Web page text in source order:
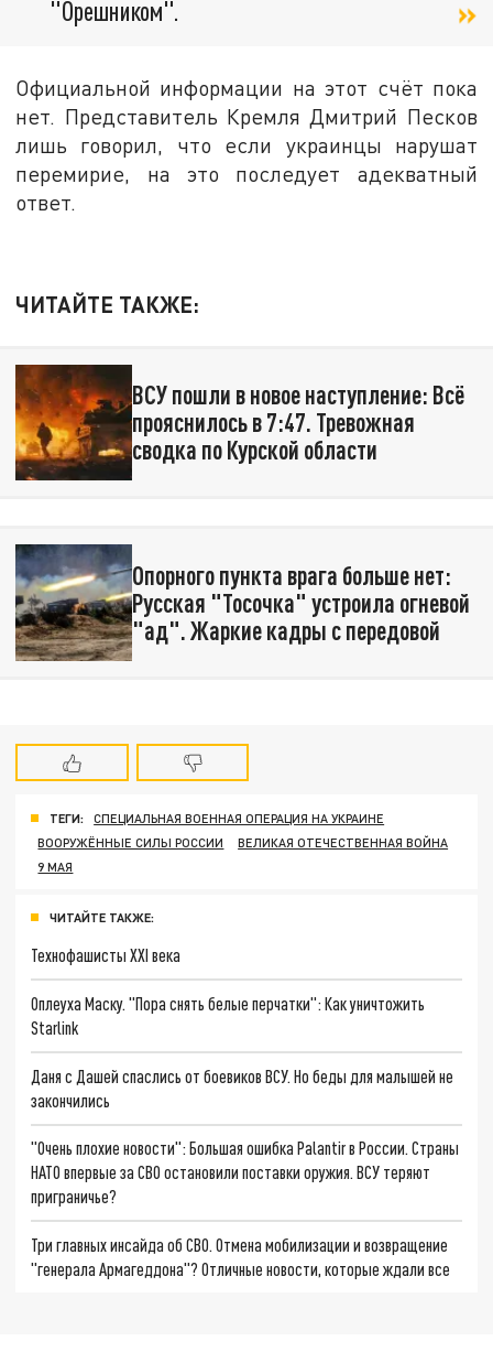
"Орешником".
Официальной информации на этот счёт пока
нет. Представитель Кремля Дмитрий Песков
лишь говорил, что если украинцы нарушат
перемирие, на это последует адекватный
ответ.
ЧИТАЙТЕ ТАКЖЕ:
ВСУ пошли в новое наступление: Всё
прояснилось в 7:47. Тревожная
сводка по Курской области
Опорного пункта врага больше нет:
Русская "Тосочка" устроила огневой
"ад". Жаркие кадры с передовой
ТЕГИ:
СПЕЦИАЛЬНАЯ ВОЕННАЯ ОПЕРАЦИЯ НА УКРАИНЕ
ВООРУЖЁННЫЕ СИЛЫ РОССИИ
ВЕЛИКАЯ ОТЕЧЕСТВЕННАЯ ВОЙНА
9 МАЯ
ЧИТАЙТЕ ТАКЖЕ:
Технофашисты XXI века
Оплеуха Маску. "Пора снять белые перчатки": Как уничтожить
Starlink
Даня с Дашей спаслись от боевиков ВСУ. Но беды для малышей не
закончились
"Очень плохие новости": Большая ошибка Palantir в России. Страны
НАТО впервые за СВО остановили поставки оружия. ВСУ теряют
приграничье?
Три главных инсайда об СВО. Отмена мобилизации и возвращение
"генерала Армагеддона"? Отличные новости, которые ждали все